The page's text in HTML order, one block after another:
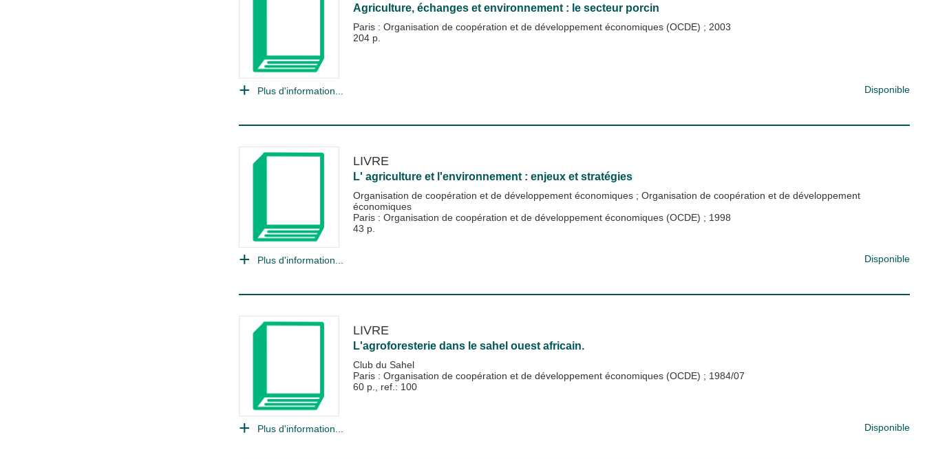
Agriculture, échanges et environnement : le secteur porcin
Paris : Organisation de coopération et de développement économiques (OCDE) ; 2003
204 p.
Plus d'information... Disponible
LIVRE
L' agriculture et l'environnement : enjeux et stratégies
Organisation de coopération et de développement économiques ; Organisation de coopération et de développement
économiques
Paris : Organisation de coopération et de développement économiques (OCDE) ; 1998
43 p.
Plus d'information... Disponible
LIVRE
L'agroforesterie dans le sahel ouest africain.
Club du Sahel
Paris : Organisation de coopération et de développement économiques (OCDE) ; 1984/07
60 p., ref.: 100
Plus d'information... Disponible